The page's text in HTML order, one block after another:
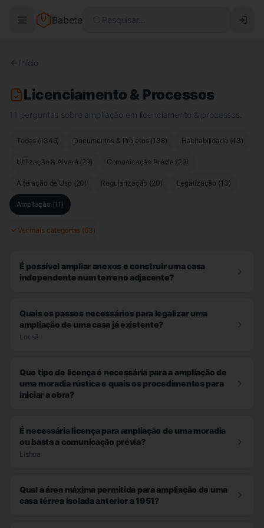
Babete Pesquisar...
Início
Licenciamento & Processos
11 perguntas sobre ampliação em licenciamento & processos.
Todas (1346) Documentos & Projetos (138) Habitabilidade (43)
Utilização & Alvará (29) Comunicação Prévia (29)
Alteração de Uso (20) Regularização (20) Legalização (13)
Ampliação (11 )
Ver mais categorias (63)
É possível ampliar anexos e construir uma casa
independente num terreno adjacente?
Quais os passos necessários para legalizar uma
ampliação de uma casa já existente?
Lousã
Que tipo de licença é necessária para a ampliação de
uma moradia rústica e quais os procedimentos para
iniciar a obra?
É necessária licença para ampliação de uma moradia
ou basta a comunicação prévia?
Lisboa
Qual a área máxima permitida para ampliação de uma
casa térrea isolada anterior a 1951?